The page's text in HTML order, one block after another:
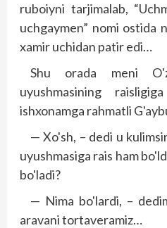
ruboiyni tarjimalab,
uchgaymen” nomi ostida
xamir uchidan patir edi…
Shu orada meni
uyushmasining
ishxonamga rahmatli
— Xo'sh, – dedi u
uyushmasiga rais ham
bo'ladi?
— Nima bo'lardi, –
aravani tortaveramiz…